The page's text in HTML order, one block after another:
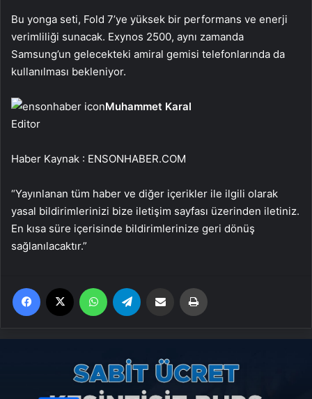
Bu yonga seti, Fold 7’ye yüksek bir performans ve enerji
verimliliği sunacak. Exynos 2500, aynı zamanda
Samsung’un gelecekteki amiral gemisi telefonlarında da
kullanılması bekleniyor.
Muhammet Karal
Editor
Haber Kaynak : ENSONHABER.COM
“Yayınlanan tüm haber ve diğer içerikler ile ilgili olarak
yasal bildirimlerinizi bize iletişim sayfası üzerinden iletiniz.
En kısa süre içerisinde bildirimlerinize geri dönüş
sağlanılacaktır.”
Facebook WhatsApp Email'den paylaş